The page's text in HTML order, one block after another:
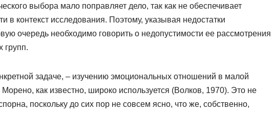
выбора мало поправляет дело, так как не обеспечивает
в контекст исследования. Поэтому, указывая недостатки
очередь необходимо говорить о недопустимости ее рассмотрения
групп.
задаче, – изучению эмоциональных отношений в малой
как известно, широко используется (Волков, 1970). Это не
поскольку до сих пор не совсем ясно, что же, собственно,